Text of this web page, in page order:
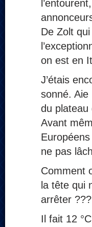
De Zolt
on est en
J’étais
sonné. Aie
du plateau
Avant
ne pas
Comment
la tête qui
arrêter
Il fait 12